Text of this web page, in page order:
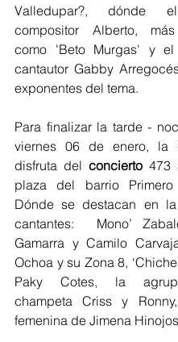
Valledupar?, dónde
compositor Alberto,
como 'Beto Murgas' y el
cantautor Gabby
exponentes del tema.
Para finalizar la tarde -
viernes 06 de enero, la
disfruta del concierto 473
plaza del barrio
Dónde se destacan en
cantantes:  Mono’
Gamarra y Camilo
Ochoa y su Zona 8,
Paky Cotes, la
champeta Criss y
femenina de Jimena